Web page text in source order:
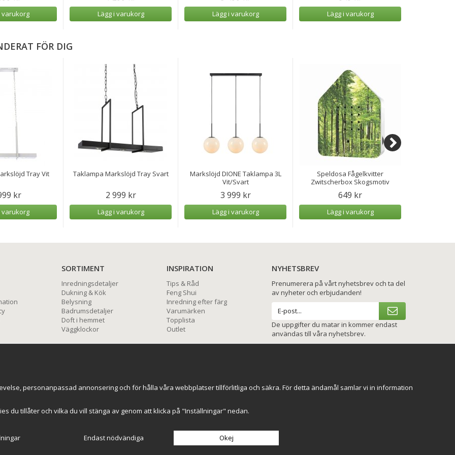
varukorg Lägg i varukorg Lägg i varukorg Lägg i varukorg
FÖR DIG
Tray Vit
kr
varukorg
Taklampa Markslöjd Tray Svart
2 999 kr
Lägg i varukorg
Markslöjd DIONE Taklampa 3L
Vit/Svart
3 999 kr
Lägg i varukorg
Speldosa Fågelkvitter
Zwitscherbox Skogsmotiv
649 kr
Lägg i varukorg
SORTIMENT
Inredningsdetaljer
Dukning & Kök
Belysning
Badrumsdetaljer
Doft i hemmet
Väggklockor
INSPIRATION
Tips & Råd
Feng Shui
Inredning efter färg
Varumärken
Topplista
Outlet
NYHETSBREV
Prenumerera på vårt nyhetsbrev och ta del
av nyheter och erbjudanden!
De uppgifter du matar in kommer endast
användas till våra nyhetsbrev.
personanpassad annonsering och för hålla våra webbplatser tillförlitliga och säkra. För detta ändamål samlar vi in information
du tillåter och vilka du vill stänga av genom att klicka på "Inställningar" nedan.
Endast nödvändiga Okej